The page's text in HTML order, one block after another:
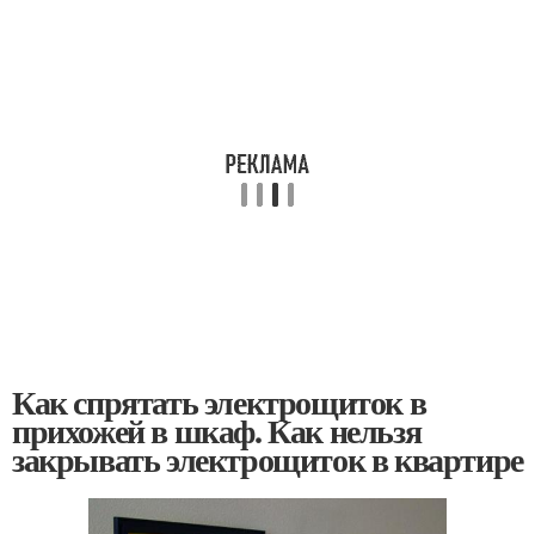
Как спрятать электрощиток в
прихожей в шкаф. Как нельзя
закрывать электрощиток в квартире